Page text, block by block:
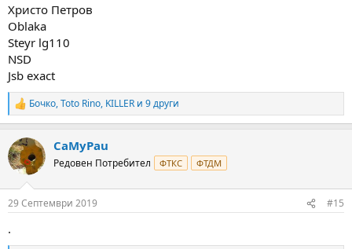
Христо Петров
Oblaka
Steyr lg110
NSD
Jsb exact
R
e
c
t
i
s
Бочко,Toto Rino, KILLER и 9 други
CaMyPau
Редовен Потребител ФТКС ФТДМ
29 Септември 2019 #15
.